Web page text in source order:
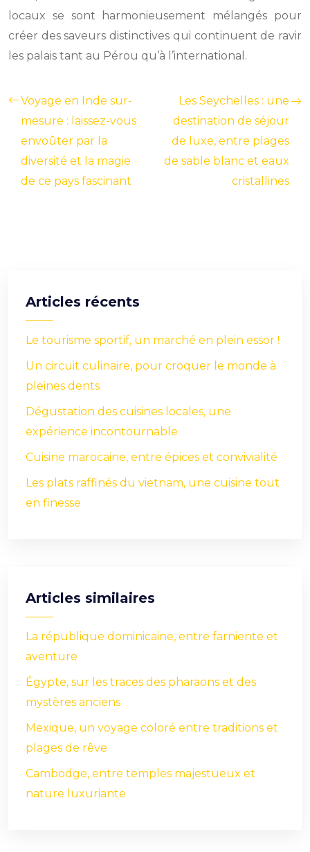
locaux se sont harmonieusement mélangés pour
créer des saveurs distinctives qui continuent de ravir
les palais tant au Pérou qu’à l’international.
Voyage en Inde sur-
mesure : laissez-vous
envoûter par la
diversité et la magie
de ce pays fascinant
Les Seychelles : une
destination de séjour
de luxe, entre plages
de sable blanc et eaux
cristallines
Articles récents
Le tourisme sportif, un marché en plein essor !
Un circuit culinaire, pour croquer le monde à
pleines dents
Dégustation des cuisines locales, une
expérience incontournable
Cuisine marocaine, entre épices et convivialité
Les plats raffinés du vietnam, une cuisine tout
en finesse
Articles similaires
La république dominicaine, entre farniente et
aventure
Égypte, sur les traces des pharaons et des
mystères anciens
Mexique, un voyage coloré entre traditions et
plages de rêve
Cambodge, entre temples majestueux et
nature luxuriante